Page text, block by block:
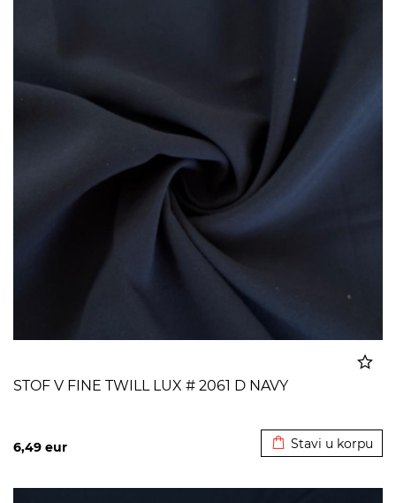
STOF V FINE TWILL LUX # 2061 D NAVY
6,49 eur Stavi u korpu